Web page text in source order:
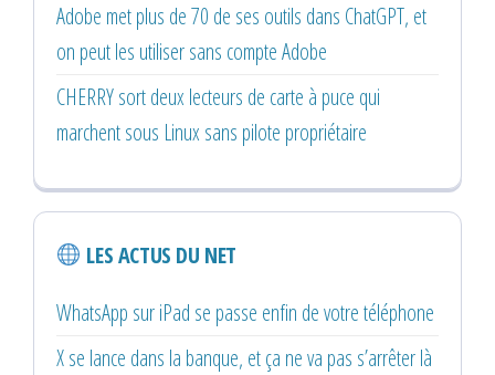
Adobe met plus de 70 de ses outils dans ChatGPT, et
on peut les utiliser sans compte Adobe
CHERRY sort deux lecteurs de carte à puce qui
marchent sous Linux sans pilote propriétaire
LES ACTUS DU NET
WhatsApp sur iPad se passe enfin de votre téléphone
X se lance dans la banque, et ça ne va pas s’arrêter là